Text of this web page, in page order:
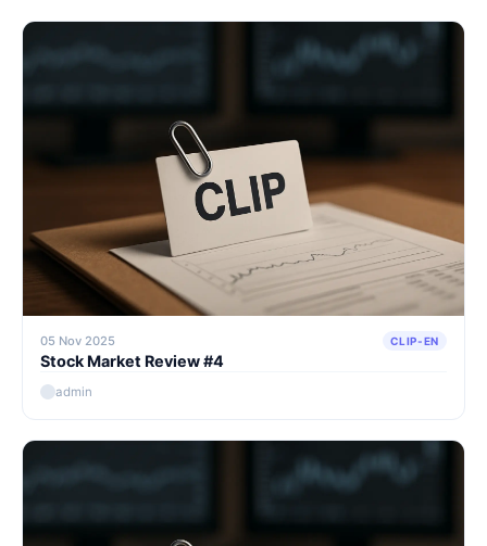
05 Nov 2025 CLIP-EN
Stock Market Review #4
admin